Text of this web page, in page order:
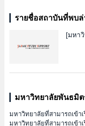
รายชื่อสถาบันที่พบล่
[มหา
มหาวิทยาลัยพันธมิต
มหาวิทยาลัยที่สามารถเข้า
มหาวิทยาลัยที่สามารถเข้